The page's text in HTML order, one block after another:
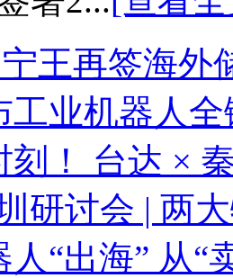
王再签海外
工业机器人
刻！ 台达 ×
研讨会 | 两
“出海” 从“